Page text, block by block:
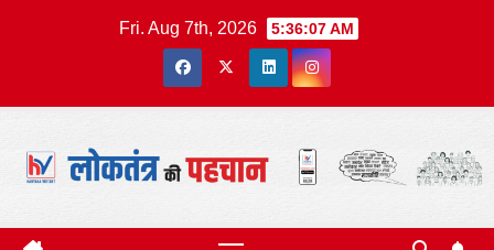
Fri. Aug 7th, 2026 5:36:08 AM